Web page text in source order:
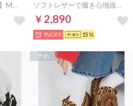
￥2,890
9%OFF 15%
予約